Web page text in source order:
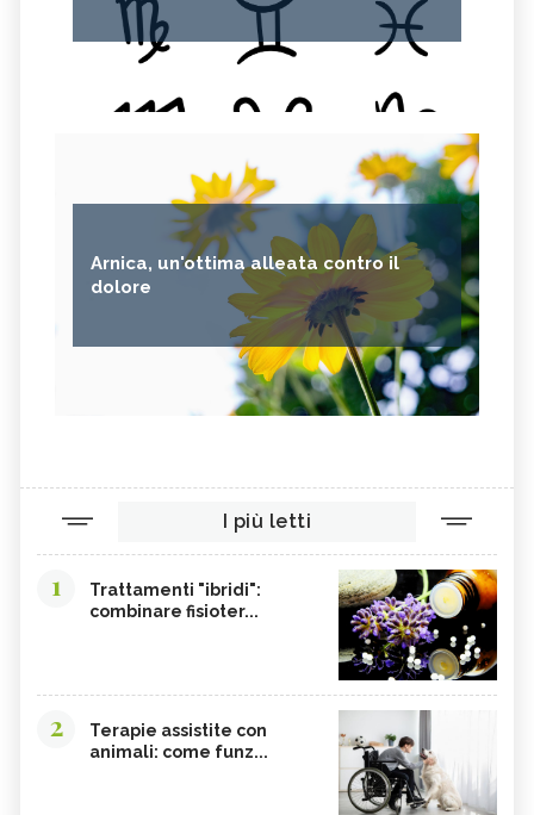
Arnica, un'ottima alleata contro il
dolore
I più letti
1
Trattamenti "ibridi":
combinare fisioter...
2
Terapie assistite con
animali: come funz...